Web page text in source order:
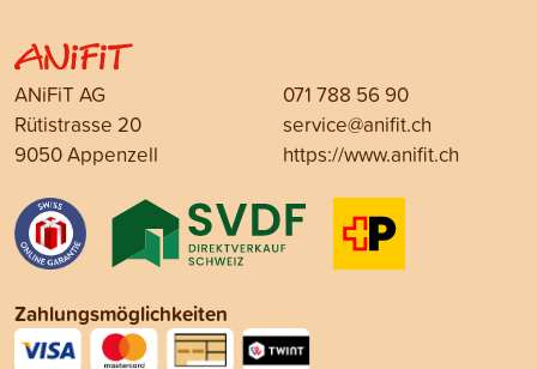
ANiFiT AG
Rütistrasse 20
9050 Appenzell
071 788 56 90
service@anifit.ch
https://www.anifit.ch
Zahlungsmöglichkeiten